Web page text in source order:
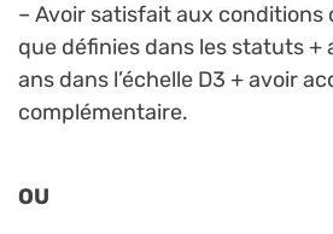
– Avoir satisfait aux conditions
que définies dans les statuts +
ans dans l’échelle D3 + avoir
complémentaire.
OU